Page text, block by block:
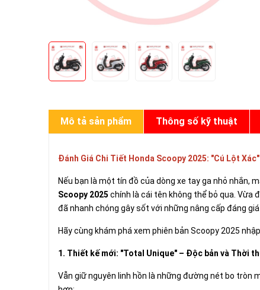
Mô tả sản phẩm Thông số kỹ thuật
Đánh Giá Chi Tiết Honda Scoopy 2025: "Cú Lột
Nếu bạn là một tín đồ của dòng xe tay ga nhỏ nhắn,
Scoopy 2025 chính là cái tên không thể bỏ qua.
đã nhanh chóng gây sốt với những nâng cấp đáng
Hãy cùng khám phá xem phiên bản Scoopy 2025
1. Thiết kế mới: "Total Unique" – Độc bản và Thời
Vẫn giữ nguyên linh hồn là những đường nét bo